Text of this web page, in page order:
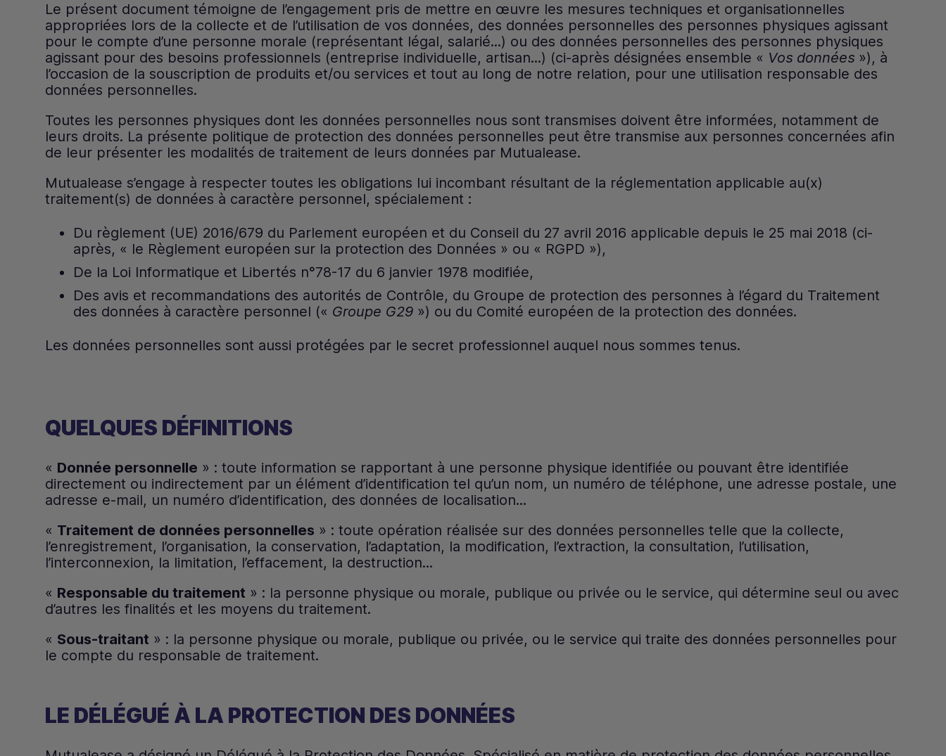
Le présent document témoigne de l’engagement pris de mettre en œuvre les mesures techniques et organisationnelles
appropriées lors de la collecte et de l’utilisation de vos données, des données personnelles des personnes physiques agissant
pour le compte d’une personne morale (représentant légal, salarié...) ou des données personnelles des personnes physiques
agissant pour des besoins professionnels (entreprise individuelle, artisan...) (ci-après désignées ensemble « Vos données »), à
l’occasion de la souscription de produits et/ou services et tout au long de notre relation, pour une utilisation responsable des
données personnelles.
Toutes les personnes physiques dont les données personnelles nous sont transmises doivent être informées, notamment de
leurs droits. La présente politique de protection des données personnelles peut être transmise aux personnes concernées afin
de leur présenter les modalités de traitement de leurs données par Mutualease.
Mutualease s’engage à respecter toutes les obligations lui incombant résultant de la réglementation applicable au(x)
traitement(s) de données à caractère personnel, spécialement :
Du règlement (UE) 2016/679 du Parlement européen et du Conseil du 27 avril 2016 applicable depuis le 25 mai 2018 (ci-
après, « le Règlement européen sur la protection des Données » ou « RGPD »),
De la Loi Informatique et Libertés n°78-17 du 6 janvier 1978 modifiée,
Des avis et recommandations des autorités de Contrôle, du Groupe de protection des personnes à l’égard du Traitement
des données à caractère personnel (« Groupe G29 ») ou du Comité européen de la protection des données.
Les données personnelles sont aussi protégées par le secret professionnel auquel nous sommes tenus.
QUELQUES DÉFINITIONS
« Donnée personnelle » : toute information se rapportant à une personne physique identifiée ou pouvant être identifiée
directement ou indirectement par un élément d’identification tel qu’un nom, un numéro de téléphone, une adresse postale, une
adresse e-mail, un numéro d’identification, des données de localisation...
« Traitement de données personnelles » : toute opération réalisée sur des données personnelles telle que la collecte,
l’enregistrement, l’organisation, la conservation, l’adaptation, la modification, l’extraction, la consultation, l’utilisation,
l’interconnexion, la limitation, l’effacement, la destruction...
« Responsable du traitement » : la personne physique ou morale, publique ou privée ou le service, qui détermine seul ou avec
d’autres les finalités et les moyens du traitement.
« Sous-traitant » : la personne physique ou morale, publique ou privée, ou le service qui traite des données personnelles pour
le compte du responsable de traitement.
LE DÉLÉGUÉ À LA PROTECTION DES DONNÉES